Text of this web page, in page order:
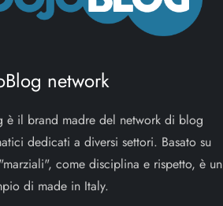
network
è il brand madre del network di blog
dedicati a diversi settori. Basato su
come disciplina e rispetto, è un
di made in Italy.